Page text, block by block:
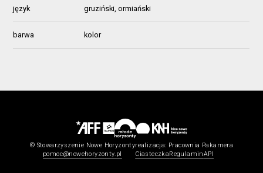
język gruziński, ormiański
barwa kolor
© Stowarzyszenie Nowe Horyzonty
pomoc@nowehoryzonty.pl
realizacja: Pracownia Pakamera
CiasteczkaRegulaminAPI